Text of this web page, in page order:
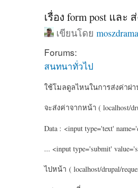
เรื่อง form post และ
เขียนโดย moszdrama
Forums:
สนทนาทั่วไป
ใช้โมลดูลไหนในการส่งค่าผ่
จะส่งค่าจากหน้า ( localhost/
Data : <input type='text'
... <input type='submit'
ไปหน้า ( localhost/drupal/